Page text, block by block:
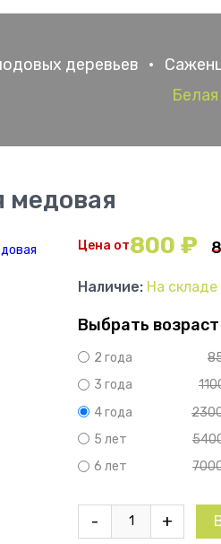
деревьев •
медовая
Цена от800 ₽
Наличие: На складе
Выбрать
2 года
3 года
4 года
5 лет
6 лет
-
Количество
+